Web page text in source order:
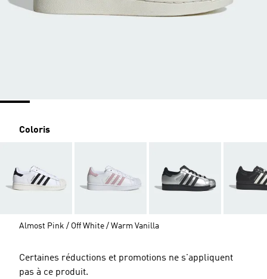
Coloris
Almost Pink / Off White / Warm Vanilla
Certaines réductions et promotions ne s'appliquent
pas à ce produit.